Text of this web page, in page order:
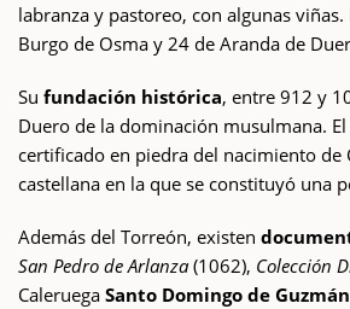
labranza y pastoreo, con algunas
Burgo de Osma y 24 de Aranda de
Su fundación histórica, entre 912 y
Duero de la dominación musulmana.
certificado en piedra del nacimiento de
castellana en la que se constituyó una
Además del Torreón, existen
San Pedro de Arlanza(1062), Colección
Caleruega Santo Domingo de Guzmán